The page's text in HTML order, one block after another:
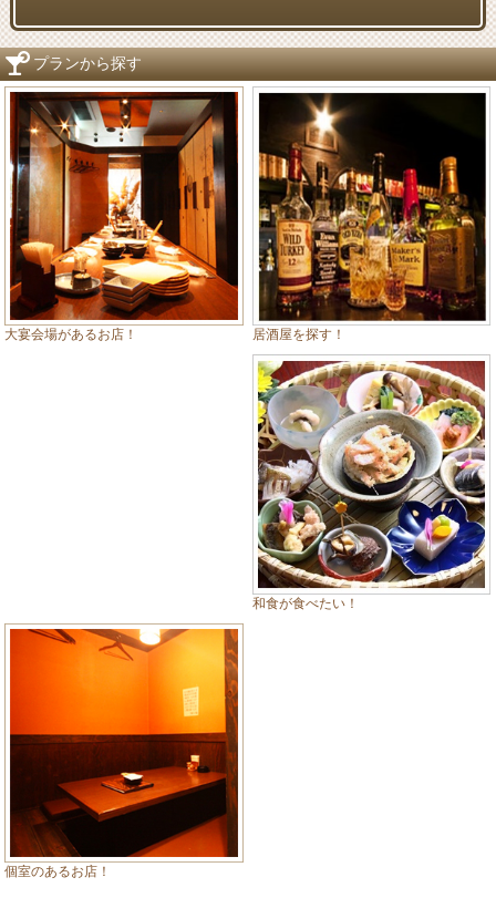
プランから探す
大宴会場があるお店！ 居酒屋を探す！
和食が食べたい！
個室のあるお店！